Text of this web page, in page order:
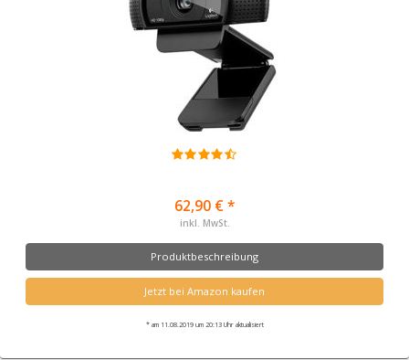
62,90 € *
inkl. MwSt.
Produktbeschreibung
Jetzt bei Amazon kaufen
* am 11.08.2019 um 20:13 Uhr aktualisiert